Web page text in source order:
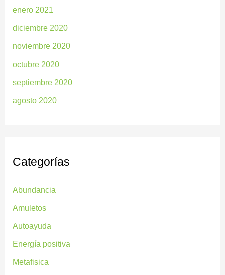
enero 2021
diciembre 2020
noviembre 2020
octubre 2020
septiembre 2020
agosto 2020
Categorías
Abundancia
Amuletos
Autoayuda
Energía positiva
Metafisica